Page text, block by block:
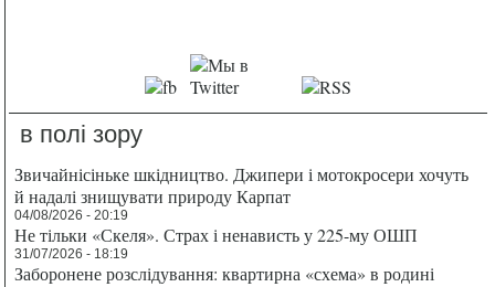
в полі зору
Звичайнісіньке шкідництво. Джипери і мотокросери хочуть
й надалі знищувати природу Карпат
04/08/2026 - 20:19
Не тільки «Скеля». Страх і ненависть у 225-му ОШП
31/07/2026 - 18:19
Заборонене розслідування: квартирна «схема» в родині